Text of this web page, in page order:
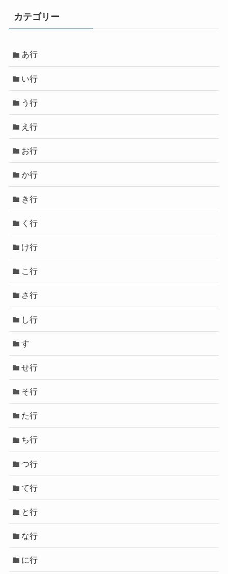
カテゴリー
あ行
い行
う行
え行
お行
か行
き行
く行
け行
こ行
さ行
し行
す
せ行
そ行
た行
ち行
つ行
て行
と行
な行
に行